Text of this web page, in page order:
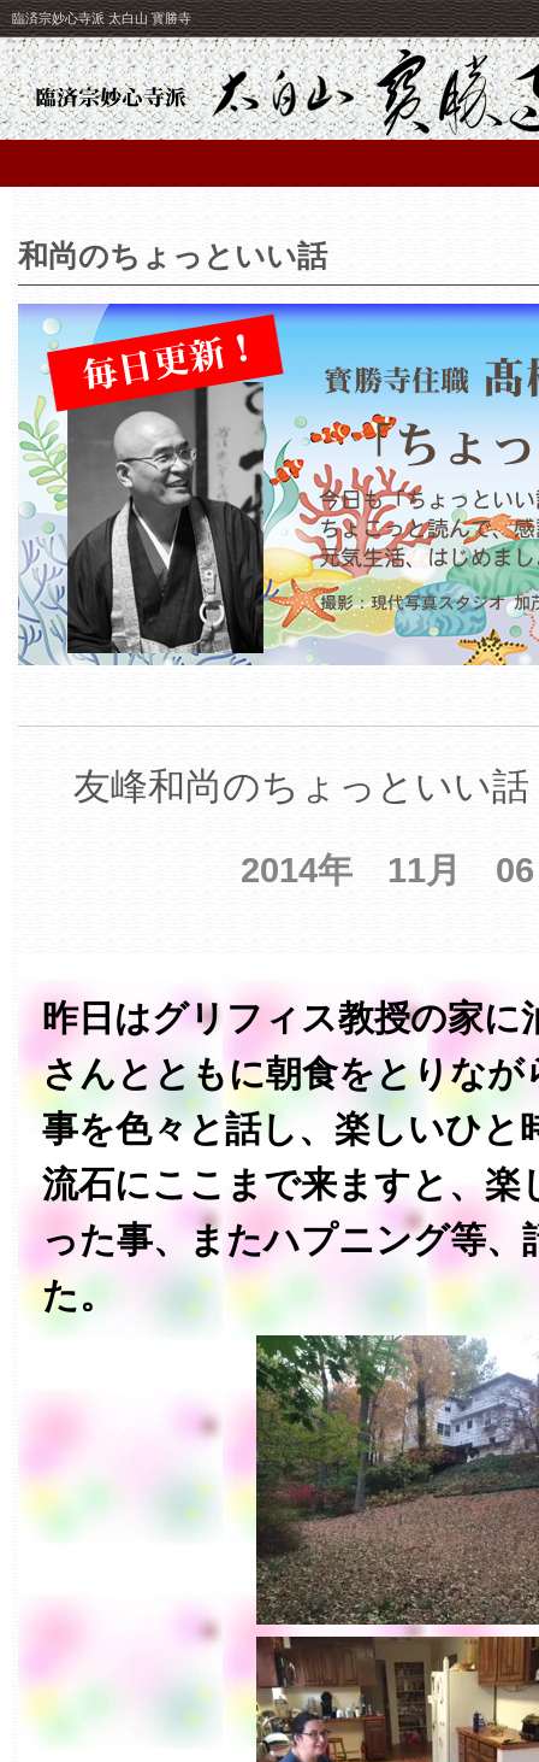
臨済宗妙心寺派 太白山 寳勝寺
和尚のちょっといい話
友峰和尚のちょっといい
2014年 11月
昨日はグリフィス教授の家に
さんとともに朝食をとりなが
事を色々と話し、楽しいひと
流石にここまで来ますと、楽
った事、またハプニング等、
た。